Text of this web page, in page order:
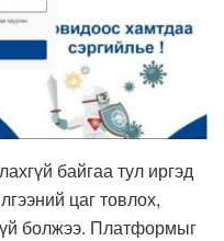
байгаа тул иргэд
цаг товлох,
болжээ. Платформыг